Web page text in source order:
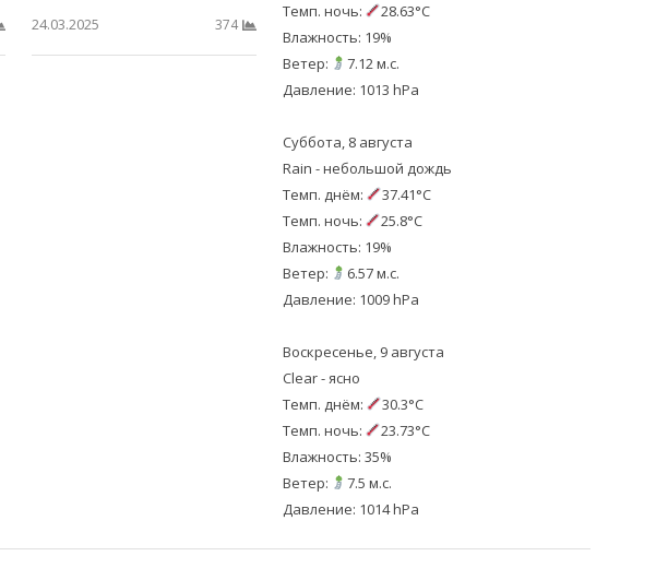
24.03.2025
374
Темп. ночь:
28.63°C
Влажность: 19%
Ветер:
7.12 м.с.
Давление: 1013 hPa
Суббота, 8 августа
Rain - небольшой дождь
Темп. днём:
37.41°C
Темп. ночь:
25.8°C
Влажность: 19%
Ветер:
6.57 м.с.
Давление: 1009 hPa
Воскресенье, 9 августа
Clear - ясно
Темп. днём:
30.3°C
Темп. ночь:
23.73°C
Влажность: 35%
Ветер:
7.5 м.с.
Давление: 1014 hPa